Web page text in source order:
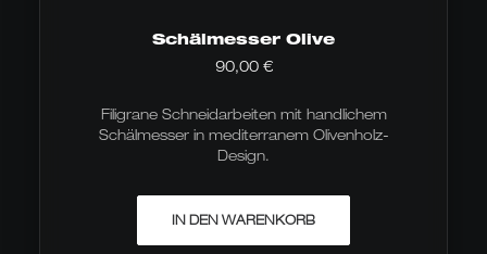
Schälmesser Olive
90,00 €
Filigrane Schneidarbeiten mit handlichem
Schälmesser in mediterranem Olivenholz-
Design.
IN DEN WARENKORB